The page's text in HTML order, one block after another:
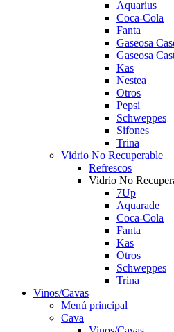
Aquarius
Coca-Cola
Fanta
Gaseosa
Gaseosa
Kas
Nestea
Otros
Pepsi
Schweppes
Sifones
Trina
Vidrio No Recuperable
Refrescos
Vidrio No
7Up
Aquarade
Coca-Cola
Fanta
Kas
Otros
Schweppes
Trina
Vinos/Cavas
Menú principal
Cava